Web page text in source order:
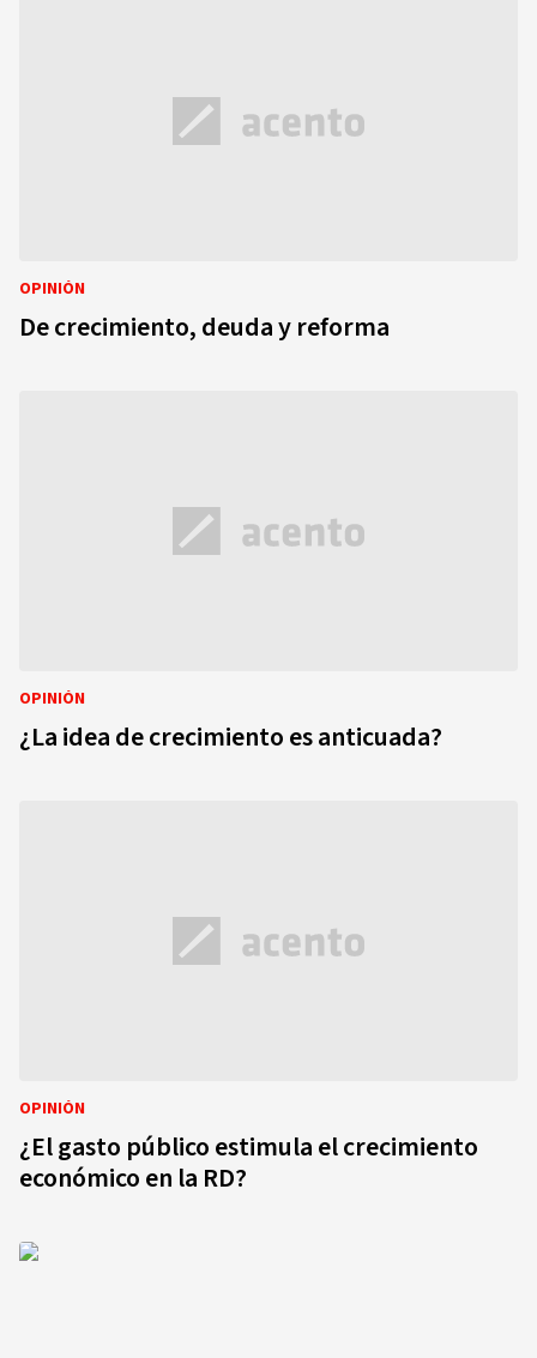
OPINIÓN
De crecimiento, deuda y reforma
OPINIÓN
¿La idea de crecimiento es anticuada?
OPINIÓN
¿El gasto público estimula el crecimiento
económico en la RD?